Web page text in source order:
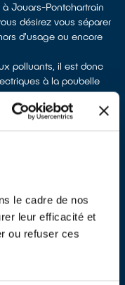
le cadre de nos
leur efficacité et
ou refuser ces
Jouars-Pontchartrain
désirez vous séparer
d'usage ou encore
polluants, il est donc
à la poubelle
et leur recyclage
neuf de
1 » voire « 1 pour 0 »